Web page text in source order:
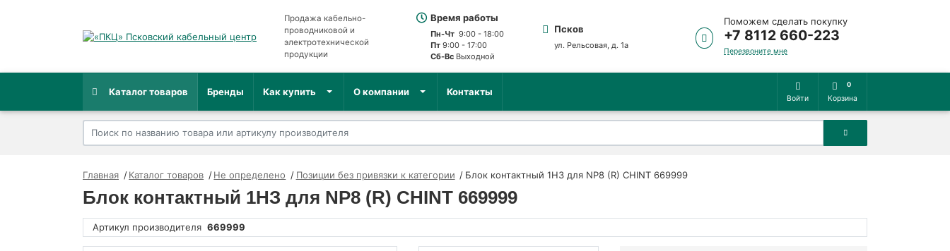
Продажа кабельно-
проводниковой и
электротехнической
продукции
Время работы
Пн-Чт9:00 - 18:00
Пт9:00 - 17:00
Сб-ВсВыходной
Псков
ул. Рельсовая, д. 1а
Поможем сделать покупку
+7 8112 660-223
Перезвоните мне
Каталог товаров Бренды Как купить О компании Контакты
Войти
0
Корзина
Главная Каталог товаров Не определено Позиции без привязки к категории Блок контактный 1НЗ для NP8 (R) CHINT 669999
Блок контактный 1НЗ для NP8 (R) CHINT 669999
Артикул производителя 669999